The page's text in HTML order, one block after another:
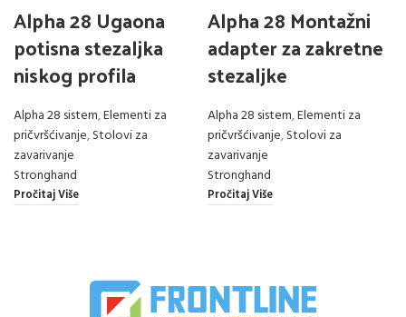
Alpha 28 Ugaona
potisna stezaljka
niskog profila
Alpha 28 sistem,Elementi za
pričvršćivanje,Stolovi za
zavarivanje
Stronghand
Pročitaj Više
Alpha 28 Montažni
adapter za zakretne
stezaljke
Alpha 28 sistem,Elementi za
pričvršćivanje,Stolovi za
zavarivanje
Stronghand
Pročitaj Više